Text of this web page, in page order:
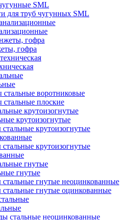
SML
для труб чугунных SML
гофра
воротниковые
плоские
крутоизогнутые
крутоизогнутые
крутоизогнутые
гнутые
гнутые неоцинкованные
гнутые оцинкованные
стальные неоцинкованные